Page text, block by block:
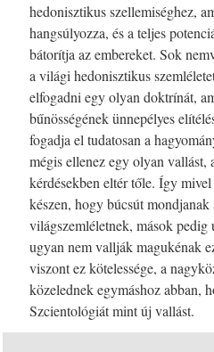
hedonisztikus szellemiséghez,
hangsúlyozza, és a teljes
bátorítja az embereket. Sok
a világi hedonisztikus
elfogadni egy olyan doktrínát,
bűnösségének ünnepélyes
fogadja el tudatosan a
mégis ellenez egy olyan vallást,
kérdésekben eltér tőle. Így
készen, hogy búcsút
világszemléletnek, mások
ugyan nem vallják magukénak
viszont ez kötelessége, a
közelednek egymáshoz abban,
Szcientológiát mint új vallást.